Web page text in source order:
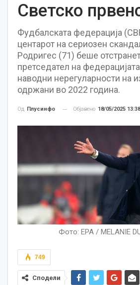
Светско
Фудбалската федерација
центарот на сериозен
Родригес (71) беше
претседател на
наводни нерегуларности на
одржани во 2022 година.
Од Плусинфо Објавено 18/05/2025
Фото: EPA / MELANIE
749
Сподели